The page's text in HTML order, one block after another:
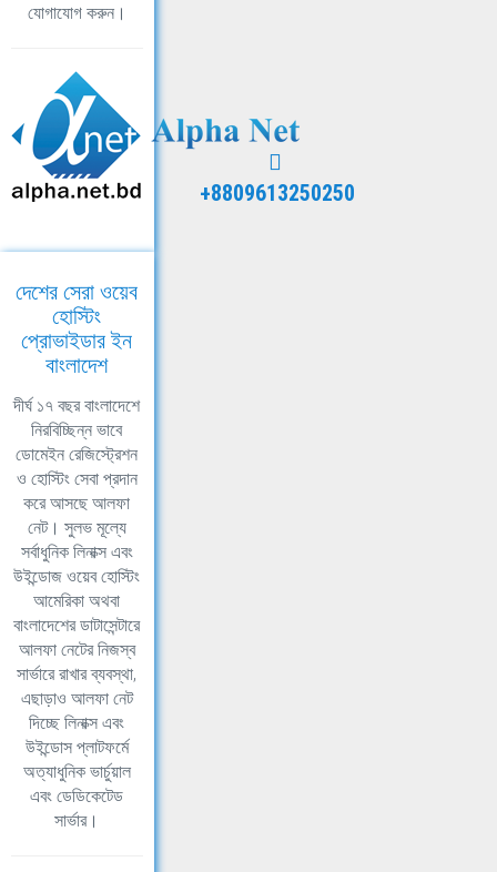
যোগাযোগ করুন।
+8809613250250
দেশের সেরা ওয়েব
হোস্টিং
প্রোভাইডার ইন
বাংলাদেশ
দীর্ঘ ১৭ বছর বাংলাদেশে
নিরবিচ্ছিন্ন ভাবে
ডোমেইন রেজিস্ট্রেশন
ও হোস্টিং সেবা প্রদান
করে আসছে আলফা
নেট। সুলভ মূল্যে
সর্বাধুনিক লিনাক্স এবং
উইন্ডোজ ওয়েব হোস্টিং
আমেরিকা অথবা
বাংলাদেশের ডাটাসেন্টারে
আলফা নেটের নিজস্ব
সার্ভারে রাখার ব্যবস্থা,
এছাড়াও আলফা নেট
দিচ্ছে লিনাক্স এবং
উইন্ডোস প্লাটফর্মে
অত্যাধুনিক ভার্চুয়াল
এবং ডেডিকেটেড
সার্ভার।